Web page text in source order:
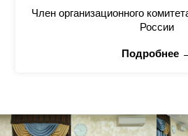
Член организационного
России
Подробнее